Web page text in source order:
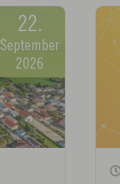
22.
September
2026